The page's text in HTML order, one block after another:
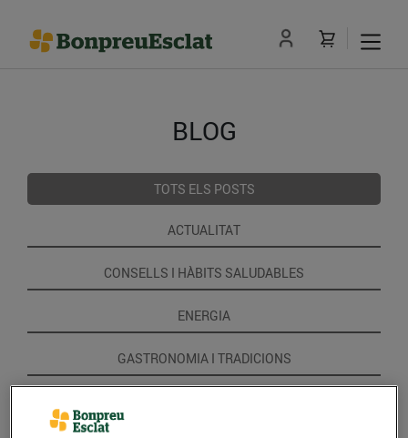
BLOG
TOTS ELS POSTS
ACTUALITAT
CONSELLS I HÀBITS SALUDABLES
ENERGIA
GASTRONOMIA I TRADICIONS